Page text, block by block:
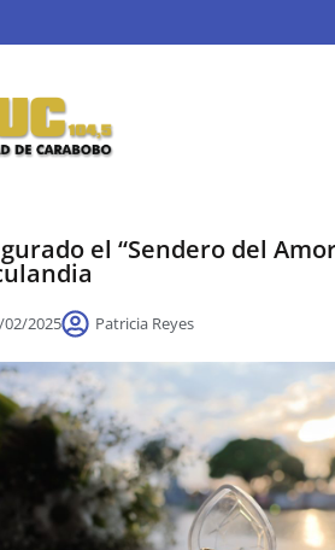
el “Sendero del
02/2025 Patricia Reyes